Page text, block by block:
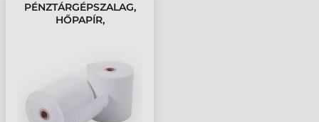
PÉNZTÁRGÉPSZALAG,
HŐPAPÍR,